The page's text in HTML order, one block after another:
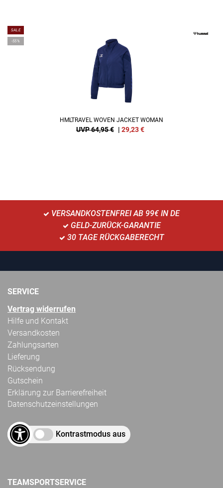
SALE
-55%
HMLTRAVEL WOVEN JACKET WOMAN
UVP 64,95 € | 29,23€
VERSANDKOSTENFREI AB 99€ IN DE
GELD-ZURÜCK-GARANTIE
30 TAGE RÜCKGABERECHT
SERVICE
Vertrag widerrufen
Hilfe und Kontakt
Versandkosten
Zahlungsarten
Lieferung
Rücksendung
Gutschein
Erklärung zur Barrierefreiheit
Datenschutzeinstellungen
Kontrastmodus aus
TEAMSPORTSERVICE